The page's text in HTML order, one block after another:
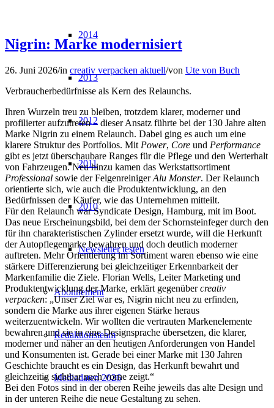
2014
2013
2012
2011
2010
Newsletter testen
Abonnement
Redaktionsteam
Mediadaten 2026
Nigrin: Marke modernisiert
26. Juni 2026/in creativ verpacken aktuell/von Ute von Buch
Verbraucherbedürfnisse als Kern des Relaunchs.
Ihren Wurzeln treu zu bleiben, trotzdem klarer, moderner und
profilierter aufzutreten – dieser Ansatz führte bei der 130 Jahre alten
Marke Nigrin zu einem Relaunch. Dabei ging es auch um eine
klarere Struktur des Portfolios. Mit Power, Core und Performance
gibt es jetzt überschaubare Ranges für die Pflege und den Werterhalt
von Fahrzeugen. Neu hinzu kamen das Werkstattsortiment
Professional sowie der FelgenreinigerAlu Monster. Der Relaunch
orientierte sich, wie auch die Produktentwicklung, an den
Bedürfnissen der Käufer, wie das Unternehmen mitteilt.
Für den Relaunch war Syndicate Design, Hamburg, mit im Boot.
Das neue Erscheinungsbild, bei dem der Schornsteinfeger durch den
für ihn charakteristischen Zylinder ersetzt wurde, will die Herkunft
der Autopflegemarke bewahren und doch deutlich moderner
auftreten. Mehr Orientierung im Sortiment waren ebenso wie eine
stärkere Differenzierung bei gleichzeitiger Erkennbarkeit der
Markenfamilie die Ziele. Florian Wells, Leiter Marketing und
Produktentwicklung der Marke, erklärt gegenübercreativ
verpacken: „Unser Ziel war es, Nigrin nicht neu zu erfinden,
sondern die Marke aus ihrer eigenen Stärke heraus
weiterzuentwickeln. Wir wollten die vertrauten Markenelemente
bewahren und sie in eine Designsprache übersetzen, die klarer,
moderner und näher an den heutigen Anforderungen von Handel
und Konsumenten ist. Gerade bei einer Marke mit 130 Jahren
Geschichte braucht es ein Design, das Herkunft bewahrt und
gleichzeitig sichtbar nach vorne zeigt.“
Bei den Fotos sind in der oberen Reihe jeweils das alte Design und
in der unteren Reihe die neue Gestaltung zu sehen.